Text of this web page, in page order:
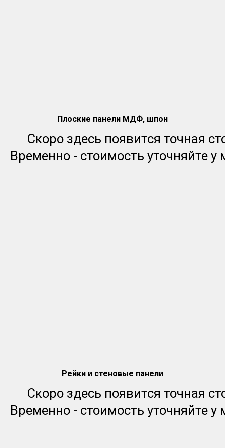
Плоские панели МДФ, шпон
Скоро здесь появится точная
Временно - стоимость уточняйте
Рейки и стеновые панели
Скоро здесь появится точная
Временно - стоимость уточняйте